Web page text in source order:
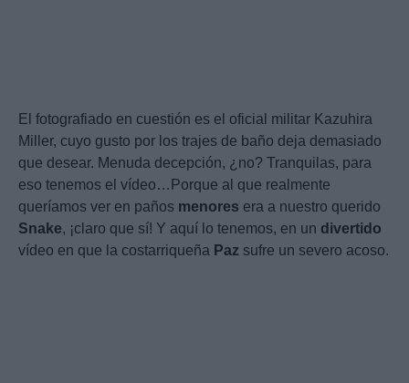
El fotografiado en cuestión es el oficial militar Kazuhira
Miller, cuyo gusto por los trajes de baño deja demasiado
que desear. Menuda decepción, ¿no? Tranquilas, para
eso tenemos el vídeo…Porque al que realmente
queríamos ver en paños menores era a nuestro querido
Snake, ¡claro que sí! Y aquí lo tenemos, en un divertido
vídeo en que la costarriqueña Paz sufre un severo acoso.